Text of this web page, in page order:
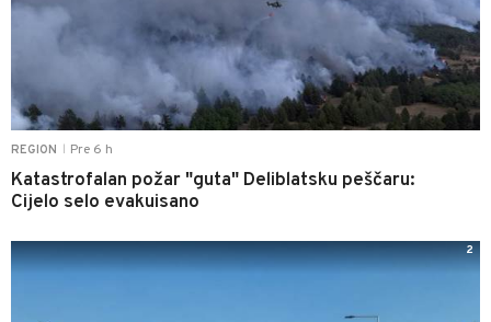
REGION Pre 6 h
Katastrofalan požar "guta" Deliblatsku peščaru:
Cijelo selo evakuisano
2